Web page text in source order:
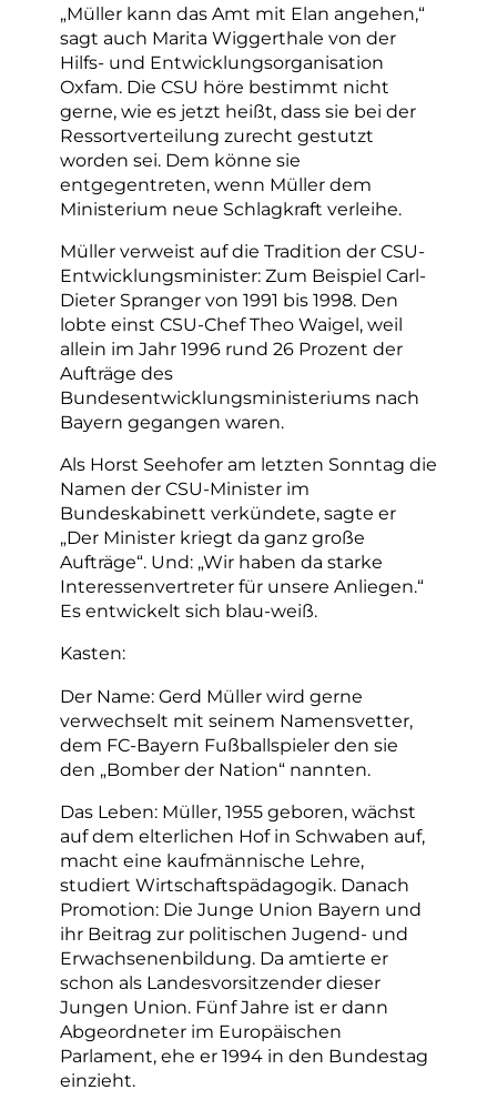
„Müller kann das Amt mit Elan angehen,“
sagt auch Marita Wiggerthale von der
Hilfs- und Entwicklungsorganisation
Oxfam. Die CSU höre bestimmt nicht
gerne, wie es jetzt heißt, dass sie bei der
Ressortverteilung zurecht gestutzt
worden sei. Dem könne sie
entgegentreten, wenn Müller dem
Ministerium neue Schlagkraft verleihe.
Müller verweist auf die Tradition der CSU-
Entwicklungsminister: Zum Beispiel Carl-
Dieter Spranger von 1991 bis 1998. Den
lobte einst CSU-Chef Theo Waigel, weil
allein im Jahr 1996 rund 26 Prozent der
Aufträge des
Bundesentwicklungsministeriums nach
Bayern gegangen waren.
Als Horst Seehofer am letzten Sonntag die
Namen der CSU-Minister im
Bundeskabinett verkündete, sagte er
„Der Minister kriegt da ganz große
Aufträge“. Und: „Wir haben da starke
Interessenvertreter für unsere Anliegen.“
Es entwickelt sich blau-weiß.
Kasten:
Der Name: Gerd Müller wird gerne
verwechselt mit seinem Namensvetter,
dem FC-Bayern Fußballspieler den sie
den „Bomber der Nation“ nannten.
Das Leben: Müller, 1955 geboren, wächst
auf dem elterlichen Hof in Schwaben auf,
macht eine kaufmännische Lehre,
studiert Wirtschaftspädagogik. Danach
Promotion: Die Junge Union Bayern und
ihr Beitrag zur politischen Jugend- und
Erwachsenenbildung. Da amtierte er
schon als Landesvorsitzender dieser
Jungen Union. Fünf Jahre ist er dann
Abgeordneter im Europäischen
Parlament, ehe er 1994 in den Bundestag
einzieht.